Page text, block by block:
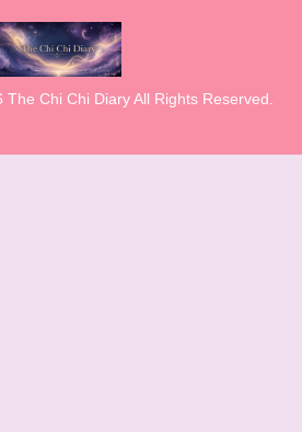
Chi Chi Diary All Rights Reserved.